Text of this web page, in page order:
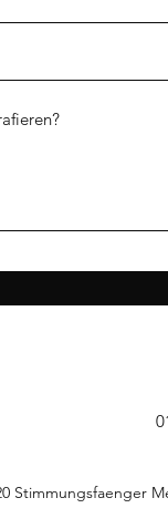
Stimmungsfaenger